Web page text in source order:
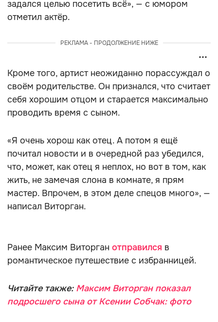
задался целью посетить всё», — с юмором
отметил актёр.
РЕКЛАМА - ПРОДОЛЖЕНИЕ НИЖЕ
Кроме того, артист неожиданно порассуждал о
своём родительстве. Он признался, что считает
себя хорошим отцом и старается максимально
проводить время с сыном.
«Я очень хорош как отец. А потом я ещё
почитал новости и в очередной раз убедился,
что, может, как отец я неплох, но вот в том, как
жить, не замечая слона в комнате, я прям
мастер. Впрочем, в этом деле спецов много», —
написал Виторган.
Ранее Максим Виторган отправился в
романтическое путешествие с избранницей.
Читайте также: Максим Виторган показал
подросшего сына от Ксении Собчак: фото